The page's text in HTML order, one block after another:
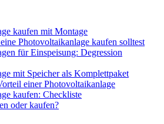
kaufen mit Montage
Photovoltaikanlage kaufen solltest
für Einspeisung: Degression
mit Speicher als Komplettpaket
einer Photovoltaikanlage
kaufen: Checkliste
oder kaufen?